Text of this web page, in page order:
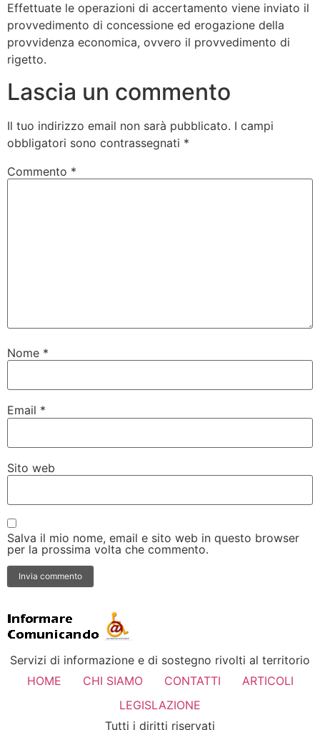
Effettuate le operazioni di accertamento viene inviato il
provvedimento di concessione ed erogazione della
provvidenza economica, ovvero il provvedimento di
rigetto.
Lascia un commento
Il tuo indirizzo email non sarà pubblicato. I campi
obbligatori sono contrassegnati *
Commento *
Nome *
Email *
Sito web
Salva il mio nome, email e sito web in questo browser
per la prossima volta che commento.
Servizi di informazione e di sostegno rivolti al territorio
HOME
CHI SIAMO CONTATTI
ARTICOLI
LEGISLAZIONE
Tutti i diritti riservati